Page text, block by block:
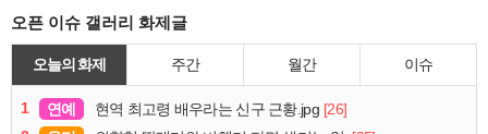
오픈 이슈 갤러리 화제글
오늘의 화제 주간 월간 이슈
1 연예 현역 최고령 배우라는 신구 근황.jpg [26]